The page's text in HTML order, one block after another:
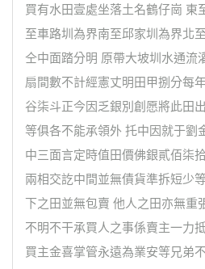
買有水田壹處坐落土名鶴仔崗 東
至車路圳為界南至邱家圳為界北
仝中面踏分明 原帶大坡圳水通流
扇間數不計經憲丈明田甲捌分每
谷柒斗正今因乏銀別創愿將此田
等俱各不能承領外 托中因就于劉
中三面言定時值田價佛銀貳佰柒
兩相交訖中間並無債貨準拆短少
下之田並無包賣 他人之田亦無
不明不干承買人之事係賣主一力
買主金喜掌管永遠為業安等兄弟